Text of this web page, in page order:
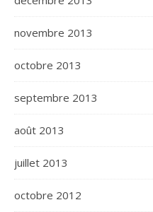
novembre 2013
octobre 2013
septembre 2013
août 2013
juillet 2013
octobre 2012